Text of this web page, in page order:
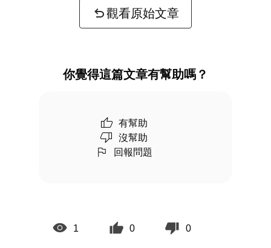
觀看原始文章
你覺得這篇文章有幫助嗎？
有幫助
沒幫助
回報問題
1 0 0